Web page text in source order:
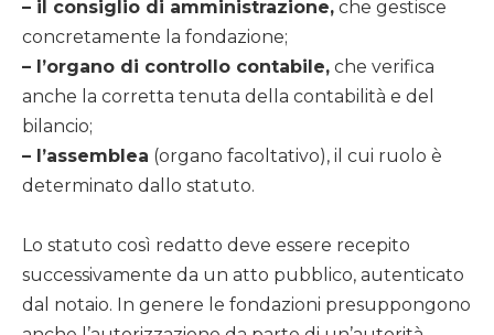
– il consiglio di amministrazione, che gestisce
concretamente la fondazione;
– l’organo di controllo contabile, che verifica
anche la corretta tenuta della contabilità e del
bilancio;
– l’assemblea (organo facoltativo), il cui ruolo è
determinato dallo statuto.
Lo statuto così redatto deve essere recepito
successivamente da un atto pubblico, autenticato
dal notaio. In genere le fondazioni presuppongono